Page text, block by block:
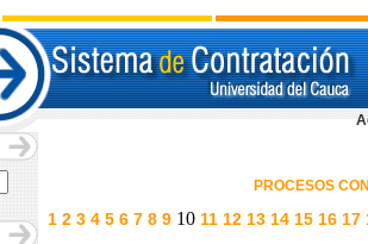
PROCESOS
1 2 3 4 5 6 7 8 9 10 11 12 13 14 15 16 17